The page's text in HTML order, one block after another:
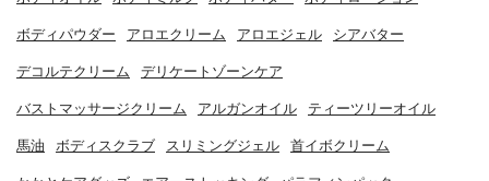
ボディパウダー アロエクリーム アロエジェル シアバター
デコルテクリーム デリケートゾーンケア
バストマッサージクリーム アルガンオイル ティーツリーオイル
馬油 ボディスクラブ スリミングジェル 首イボクリーム